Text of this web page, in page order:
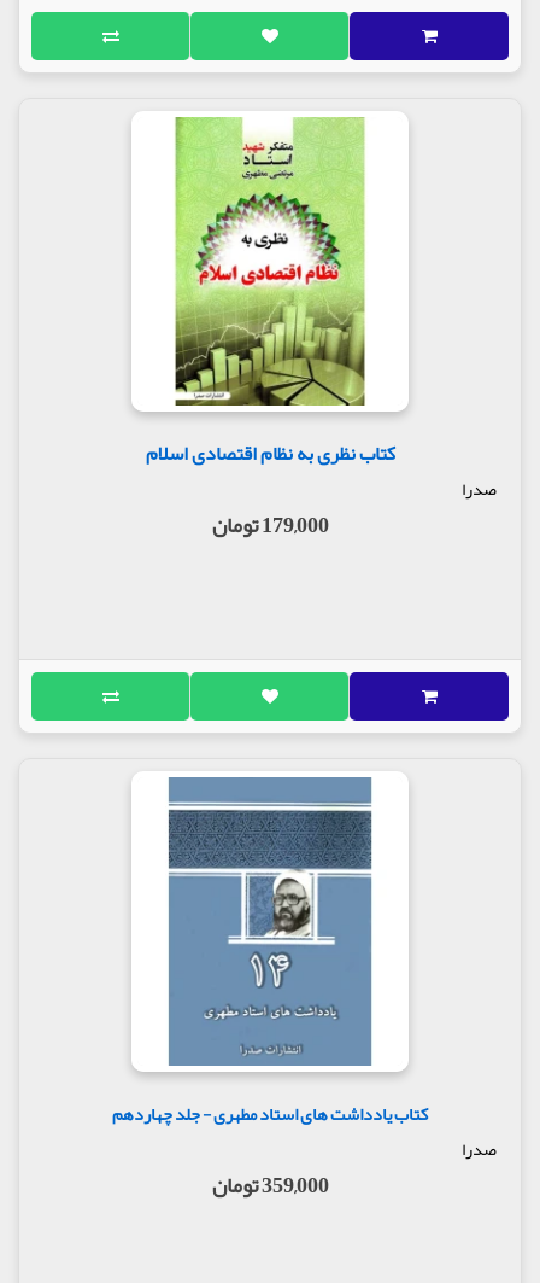
کتاب نظری به نظام اقتصادی اسلام
صدرا
179,000 تومان
کتاب یادداشت های استاد مطهری - جلد چهاردهم
صدرا
359,000 تومان